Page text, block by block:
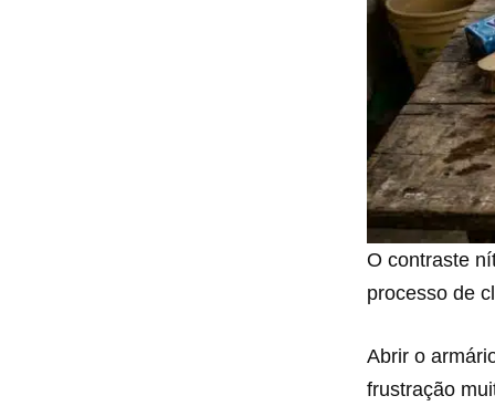
O contraste
processo de
Abrir o
frustração